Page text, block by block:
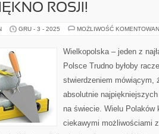
ROSJI!
GRU - 3 - 2025 MOŻLIWOŚĆ
Wielkopolska – jeden z
Polsce Trudno byłoby
stwierdzeniem mówiącym,
absolutnie
na świecie. Wielu
ciekawymi możliwościami